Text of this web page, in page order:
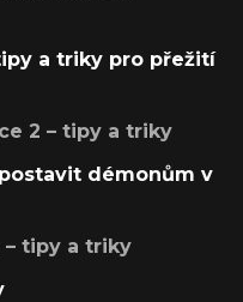
a triky pro přežití
2 – tipy a triky
démonům v
– tipy a triky